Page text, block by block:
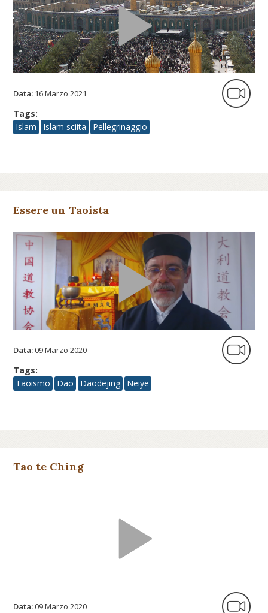
Data: 16 Marzo 2021
Tags:
Islam
Islam sciita Pellegrinaggio
Essere un Taoista
Data:09 Marzo 2020
Tags:
Taoismo
Dao Daodejing Neiye
Tao te Ching
Data:09 Marzo 2020